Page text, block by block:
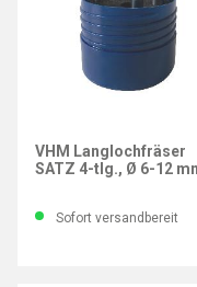
VHM Langlochfräser
SATZ 4-tlg., Ø 6-12
Sofort versandbereit